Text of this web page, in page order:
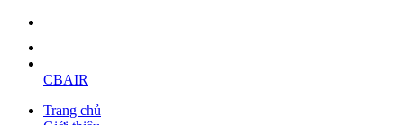
CBAIR
Trang chủ